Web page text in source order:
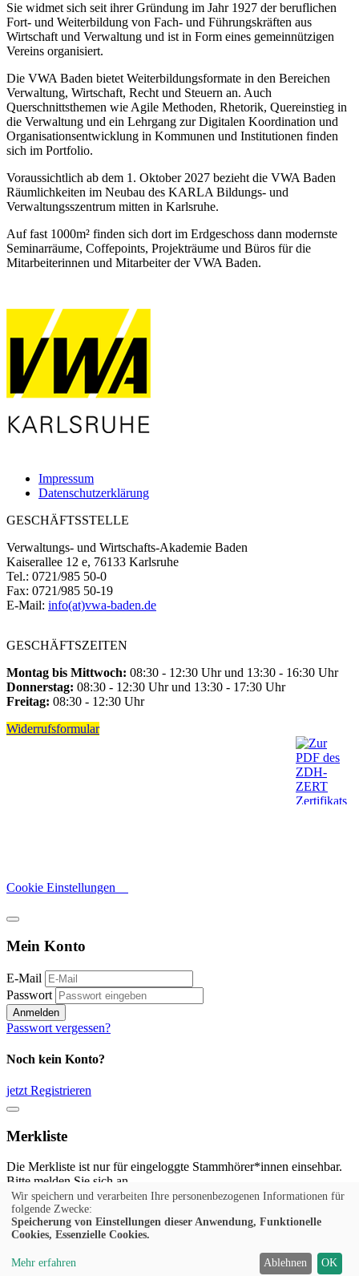
Sie widmet sich seit ihrer Gründung im Jahr 1927 der beruflichen
Fort- und Weiterbildung von Fach- und Führungskräften aus
Wirtschaft und Verwaltung und ist in Form eines gemeinnützigen
Vereins organisiert.
Die VWA Baden bietet Weiterbildungsformate in den Bereichen
Verwaltung, Wirtschaft, Recht und Steuern an. Auch
Querschnittsthemen wie Agile Methoden, Rhetorik, Quereinstieg in
die Verwaltung und ein Lehrgang zur Digitalen Koordination und
Organisationsentwicklung in Kommunen und Institutionen finden
sich im Portfolio.
Voraussichtlich ab dem 1. Oktober 2027 bezieht die VWA Baden
Räumlichkeiten im Neubau des KARLA Bildungs- und
Verwaltungsszentrum mitten in Karlsruhe.
Auf fast 1000m² finden sich dort im Erdgeschoss dann modernste
Seminarräume, Coffepoints, Projekträume und Büros für die
Mitarbeiterinnen und Mitarbeiter der VWA Baden.
Impressum
Datenschutzerklärung
GESCHÄFTSSTELLE
Verwaltungs- und Wirtschafts-Akademie Baden
Kaiserallee 12 e, 76133 Karlsruhe
Tel.: 0721/985 50-0
Fax: 0721/985 50-19
E-Mail: info(at)vwa-baden.de
GESCHÄFTSZEITEN
Montag bis Mittwoch: 08:30 - 12:30 Uhr und 13:30 - 16:30 Uhr
Donnerstag: 08:30 - 12:30 Uhr und 13:30 - 17:30 Uhr
Freitag: 08:30 - 12:30 Uhr
Widerrufsformular
Cookie Einstellungen
Mein Konto
E-Mail
Passwort
Anmelden
Passwort vergessen?
Noch kein Konto?
jetzt Registrieren
Merkliste
Die Merkliste ist nur für eingeloggte Stammhörer*innen einsehbar.
Bitte melden Sie sich an.
Anmelden
Noch kein Konto?
Wir speichern und verarbeiten Ihre personenbezogenen Informationen für
folgende Zwecke:
Speicherung von Einstellungen dieser Anwendung, Funktionelle
Cookies, Essenzielle Cookies.
Mehr erfahren Ablehnen OK